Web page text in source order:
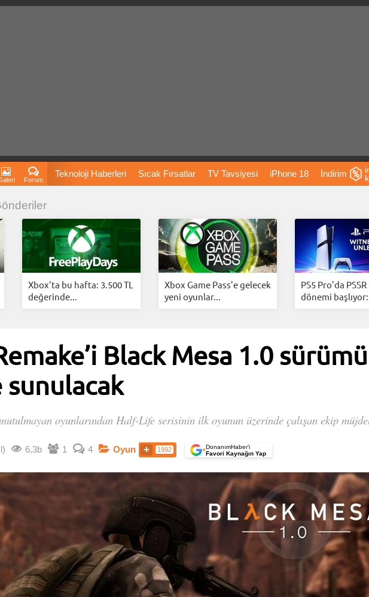
Forum
Teknoloji Haberleri Sıcak Fırsatlar TV Tavsiyesi iPhone 18 İndirim
Fiyatları Vizyondaki Filmler Bitcoin Dizi Önerileri Önerileri
İnstagram Dondurma İnstagram Çöktü Mü
Xbox'ta bu hafta: 3.500 TL
değerinde...
Xbox Game Pass'e gelecek
yeni oyunlar...
PS5 Pro'da PSSR
dönemi
Black Mesa 1.0
oyunlarından Half-Life serisinin ilk oyunun üzerinde çalışan ekip
6,3b 1 4 Oyun 1992 +DonanımHaber’i
Favori Kaynağın Yap